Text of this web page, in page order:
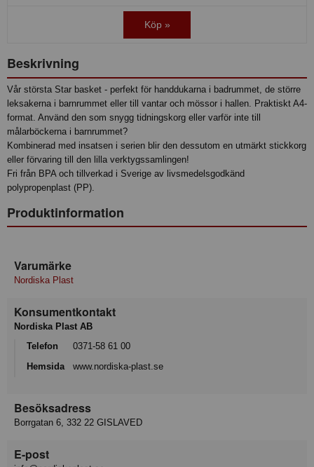
Köp »
Beskrivning
Vår största Star basket - perfekt för handdukarna i badrummet, de större
leksakerna i barnrummet eller till vantar och mössor i hallen. Praktiskt A4-
format. Använd den som snygg tidningskorg eller varför inte till
målarböckerna i barnrummet?
Kombinerad med insatsen i serien blir den dessutom en utmärkt stickkorg
eller förvaring till den lilla verktygssamlingen!
Fri från BPA och tillverkad i Sverige av livsmedelsgodkänd
polypropenplast (PP).
Produktinformation
Varumärke
Nordiska Plast
Konsumentkontakt
Nordiska Plast AB
Telefon
0371-58 61 00
Hemsida
www.nordiska-plast.se
Besöksadress
Borrgatan 6, 332 22 GISLAVED
E-post